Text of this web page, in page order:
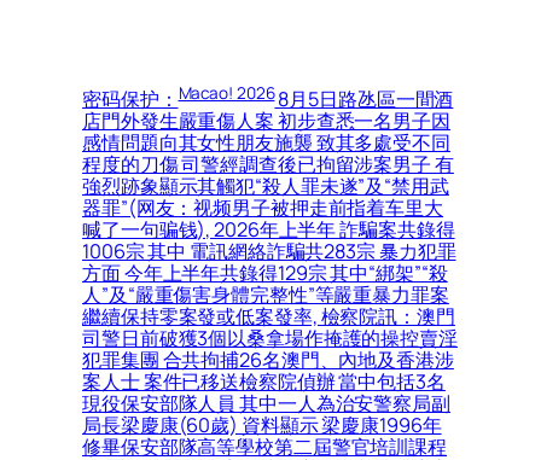
密码保护：Macao! 20268月5日路氹區一間酒
店門外發生嚴重傷人案 初步查悉一名男子因
感情問題向其女性朋友施襲 致其多處受不同
程度的刀傷 司警經調查後已拘留涉案男子 有
強烈跡象顯示其觸犯“殺人罪未遂”及“禁用武
器罪”(网友：视频男子被押走前指着车里大
喊了一句骗钱), 2026年上半年 詐騙案共錄得
1006宗 其中 電訊網絡詐騙共283宗 暴力犯罪
方面 今年上半年共錄得129宗 其中“綁架”“殺
人”及“嚴重傷害身體完整性”等嚴重暴力罪案
繼續保持零案發或低案發率, 檢察院訊：澳門
司警日前破獲3個以桑拿場作掩護的操控賣淫
犯罪集團 合共拘捕26名澳門、內地及香港涉
案人士 案件已移送檢察院偵辦 當中包括3名
現役保安部隊人員 其中一人為治安警察局副
局長梁慶康(60歲) 資料顯示 梁慶康1996年
修畢保安部隊高等學校第二屆警官培訓課程